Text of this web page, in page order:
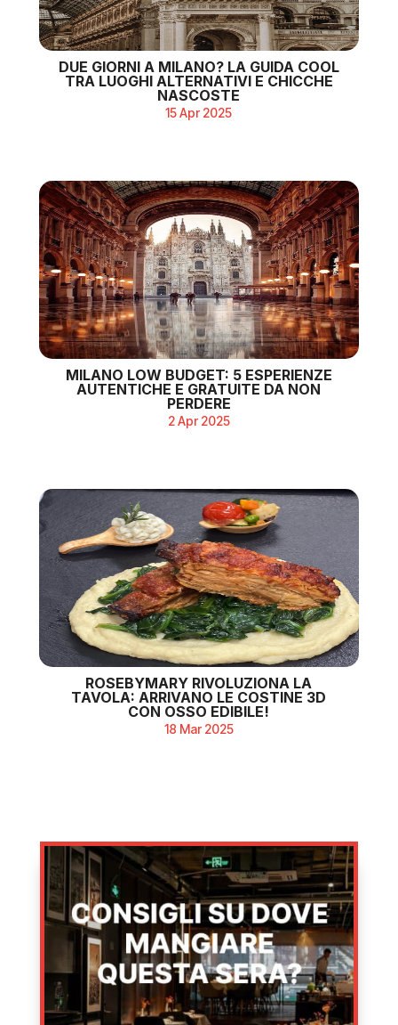
DUE GIORNI A MILANO? LA GUIDA COOL
TRA LUOGHI ALTERNATIVI E CHICCHE
NASCOSTE
15 Apr 2025
MILANO LOW BUDGET: 5 ESPERIENZE
AUTENTICHE E GRATUITE DA NON
PERDERE
2 Apr 2025
ROSEBYMARY RIVOLUZIONA LA
TAVOLA: ARRIVANO LE COSTINE 3D
CON OSSO EDIBILE!
18 Mar 2025